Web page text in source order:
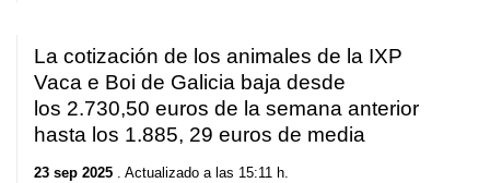
La cotización de los animales de la IXP
Vaca e Boi de Galicia baja desde
los 2.730,50 euros de la semana anterior
hasta los 1.885, 29 euros de media
23 sep 2025 . Actualizado a las 15:11 h.